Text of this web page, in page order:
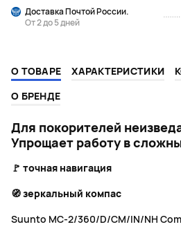
Доставка Почтой России.
От 2 до 5 дней
О ТОВАРЕ ХАРАКТЕРИСТИКИ
О БРЕНДЕ
Для покорителей
Упрощает работу в
🚩 точная навигация
🧭 зеркальный компас
Suunto MC-2/360/D/CM/IN/NH